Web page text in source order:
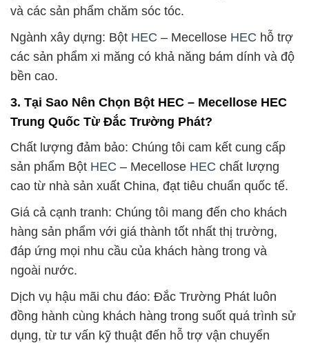
và các sản phẩm chăm sóc tóc.
Ngành xây dựng: Bột HEC – Mecellose HEC hỗ trợ
các sản phẩm xi măng có khả năng bám dính và độ
bền cao.
3. Tại Sao Nên Chọn Bột HEC – Mecellose HEC
Trung Quốc Từ Đắc Trường Phát?
Chất lượng đảm bảo: Chúng tôi cam kết cung cấp
sản phẩm Bột HEC – Mecellose HEC chất lượng
cao từ nhà sản xuất China, đạt tiêu chuẩn quốc tế.
Giá cả cạnh tranh: Chúng tôi mang đến cho khách
hàng sản phẩm với giá thành tốt nhất thị trường,
đáp ứng mọi nhu cầu của khách hàng trong và
ngoài nước.
Dịch vụ hậu mãi chu đáo: Đắc Trường Phát luôn
đồng hành cùng khách hàng trong suốt quá trình sử
dụng, từ tư vấn kỹ thuật đến hỗ trợ vận chuyển